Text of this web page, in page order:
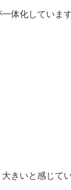
体化しています
きいと感じてい